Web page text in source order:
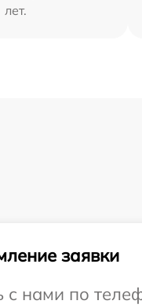
лет.
заявки
с нами по